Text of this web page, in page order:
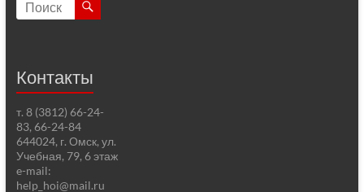
Контакты
т. 8 (3812) 66-24-
83, 66-24-84
644024, г. Омск, ул.
Учебная, 79, 6 этаж
e-mail:
help_hoi@mail.ru